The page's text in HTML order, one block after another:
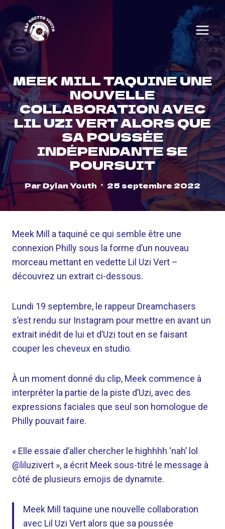
Skip
content
MEEK MILL TAQUINE UNE
NOUVELLE
COLLABORATION AVEC
LIL UZI VERT ALORS QUE
SA POUSSÉE
INDÉPENDANTE SE
POURSUIT
ParDylan Youth 25 septembre 2022
Meek Mill a taquiné ce qui semble être une
connexion Philly sous la forme d’un nouveau
morceau mettant en vedette Lil Uzi Vert –
découvrez un extrait ci-dessous.
Lundi 19 septembre, le rappeur Dreamchasers
s’est rendu sur Instagram pour mettre en avant un
extrait inédit de lui et d’Uzi tout en se faisant
couper les cheveux en studio.
À un moment donné du clip, Meek commence à
interpréter la partie de la piste d’Uzi, avec des
expressions faciales que seul son homologue de
Philly pouvait faire.
« Elle essaie d’aller chercher le highhhh ‘nah’ lol
@liluzivert », a écrit Meek sous-titré le message à
côté de plusieurs emojis de dynamite.
Meek Mill taquine une nouvelle collaboration
avec Lil Uzi Vert alors que sa poussée